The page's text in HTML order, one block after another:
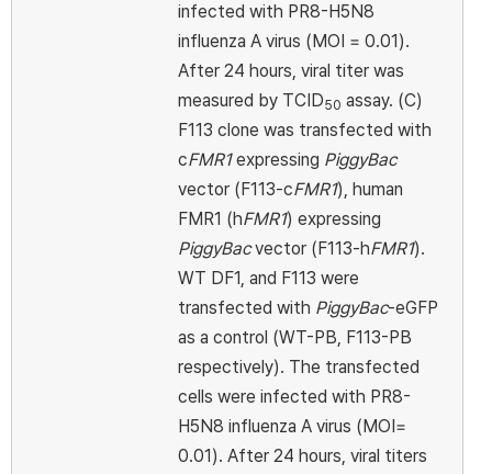
infected with PR8-H5N8
influenza A virus (MOI = 0.01).
After 24 hours, viral titer was
measured by TCID50 assay. (C)
F113 clone was transfected with
cFMR1expressing PiggyBac
vector (F113-cFMR1), human
FMR1 (hFMR1) expressing
PiggyBacvector (F113-hFMR1).
WT DF1, and F113 were
transfected with PiggyBac-eGFP
as a control (WT-PB, F113-PB
respectively). The transfected
cells were infected with PR8-
H5N8 influenza A virus (MOI=
0.01). After 24 hours, viral titers